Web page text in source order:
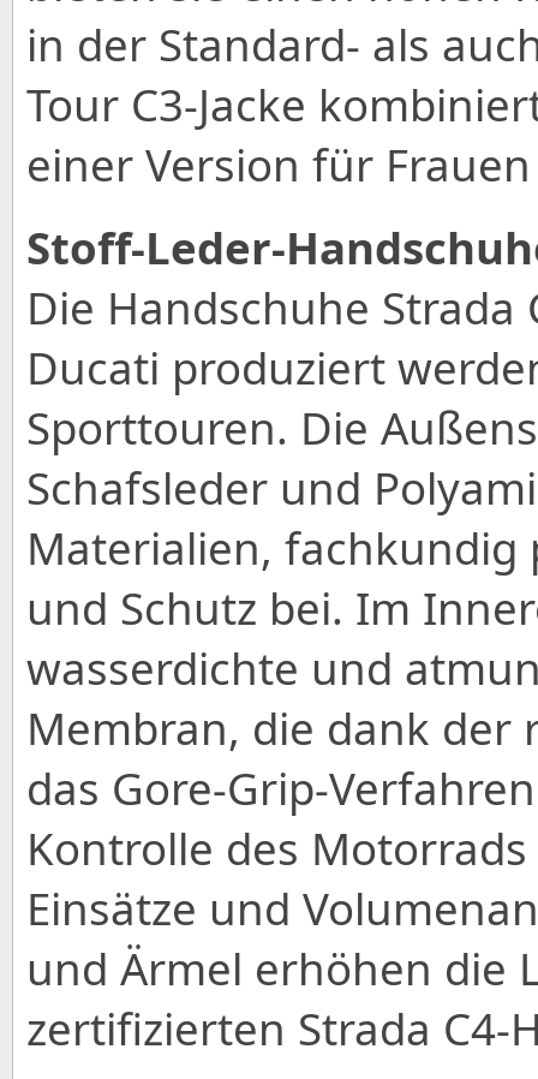
in der Standard- als
Tour C3-Jacke
einer Version für
Stoff-Leder-
Die Handschuhe
Ducati produziert
Sporttouren. Die
Schafsleder und
Materialien,
und Schutz bei. Im
wasserdichte und
Membran, die dank der
das Gore-Grip-
Kontrolle des
Einsätze und
und Ärmel erhöhen die
zertifizierten Strada C4-